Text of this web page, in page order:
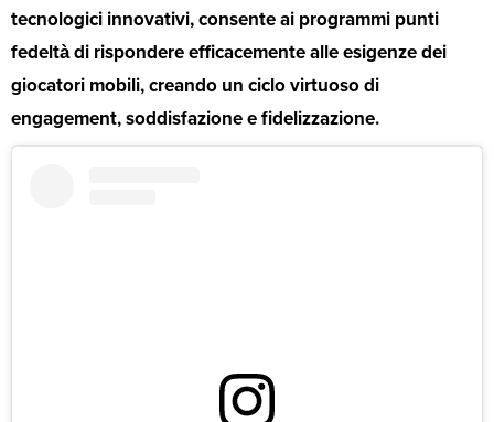
tecnologici innovativi, consente ai programmi punti
fedeltà di rispondere efficacemente alle esigenze dei
giocatori mobili, creando un ciclo virtuoso di
engagement, soddisfazione e fidelizzazione.